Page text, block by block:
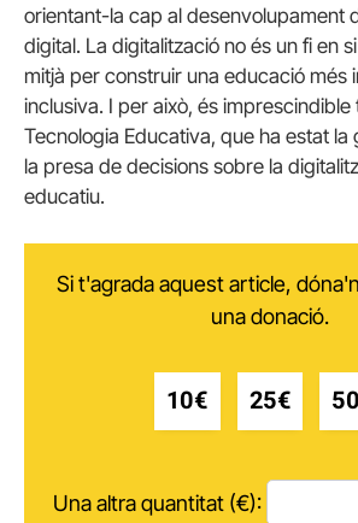
orientant-la cap al desenvolupament
digital. La digitalització no és un fi en
mitjà per construir una educació més
inclusiva. I per això, és
Tecnologia Educativa, que ha estat la
la presa de decisions sobre la
educatiu.
Si t'agrada aquest article,
una donació.
10€ 25€
Una altra quantitat (€):